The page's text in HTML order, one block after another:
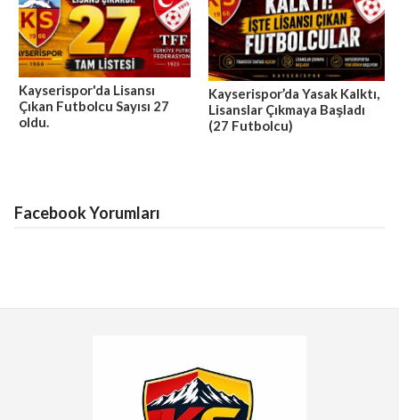
Kayserispor'da Lisansı
Çıkan Futbolcu Sayısı 27
oldu.
Kayserispor’da Yasak Kalktı,
Lisanslar Çıkmaya Başladı
(27 Futbolcu)
Facebook Yorumları